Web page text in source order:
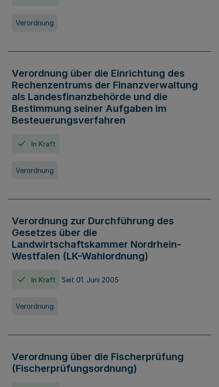
Verordnung
Verordnung über die Einrichtung des
Rechenzentrums der Finanzverwaltung
als Landesfinanzbehörde und die
Bestimmung seiner Aufgaben im
Besteuerungsverfahren
In Kraft
Verordnung
Verordnung zur Durchführung des
Gesetzes über die
Landwirtschaftskammer Nordrhein-
Westfalen (LK-Wahlordnung)
In Kraft Seit 01. Juni 2005
Verordnung
Verordnung über die Fischerprüfung
(Fischerprüfungsordnung)